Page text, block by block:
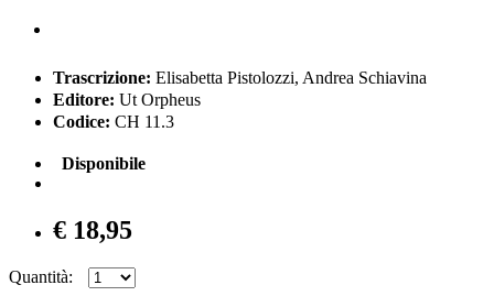
Trascrizione: Elisabetta Pistolozzi, Andrea Schiavina
Editore: Ut Orpheus
Codice: CH 11.3
Disponibile
€ 18,95
Quantità: